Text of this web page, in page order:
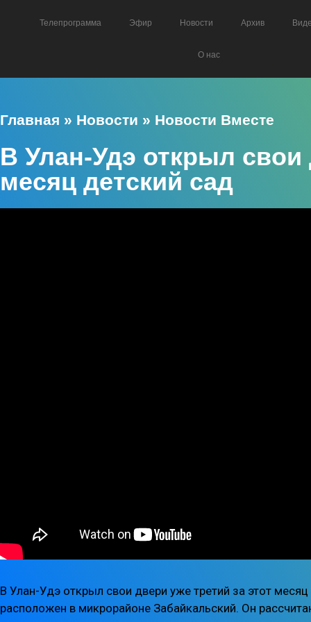
Телепрограмма Эфир Новости Архив
О нас
Главная » Новости » Новости Вместе
В Улан-Удэ открыл свои
месяц детский сад
В Улан-Удэ открыл свои двери уже третий за этот
расположен в микрорайоне Забайкальский. Он